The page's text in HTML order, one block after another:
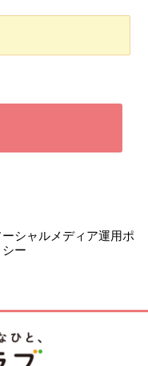
ーシャルメディア運用ポ
シー